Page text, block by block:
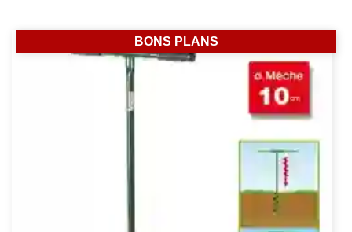
BONS PLANS